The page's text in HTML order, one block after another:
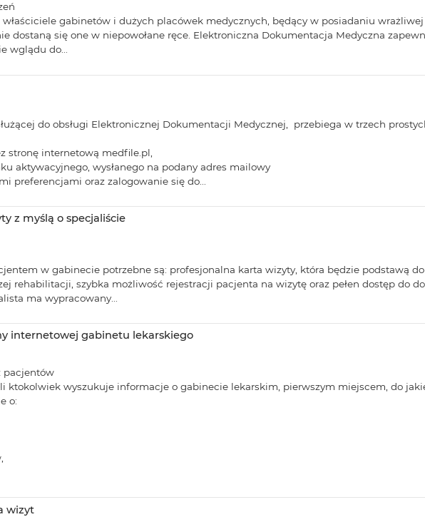
gabinetów i dużych placówek medycznych, będący w posiadaniu
dostaną się one w niepowołane ręce. Elektroniczna Dokumentacja Medyczna
wglądu do...
do obsługi Elektronicznej Dokumentacji Medycznej, przebiega w trzech
stronę internetową medfile.pl,
aktywacyjnego, wysłanego na podany adres mailowy
preferencjami oraz zalogowanie się do...
z myślą o specjaliście
w gabinecie potrzebne są: profesjonalna karta wizyty, która będzie podstawą
rehabilitacji, szybka możliwość rejestracji pacjenta na wizytę oraz pełen dostęp do
ma wypracowany...
internetowej gabinetu lekarskiego
pacjentów
ktokolwiek wyszukuje informacje o gabinecie lekarskim, pierwszym miejscem, do
o:
wizyt